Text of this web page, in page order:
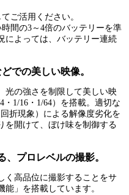
ご活用ください。
間の3～4倍のバッテリーを準
によっては、バッテリー連続
での美しい映像。
光の強さを制限して美しい映
1/16・1/64）を搭載。適切な
折現象）による解像度劣化を
を開けて、ぼけ味を制御する
プロレベルの撮影。
く高品位に撮影することをサ
」を搭載しています。